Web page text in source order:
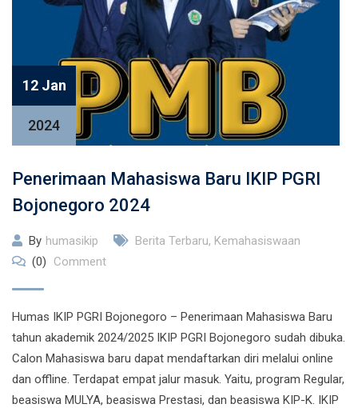
12 Jan
2024
Penerimaan Mahasiswa Baru IKIP PGRI
Bojonegoro 2024
By humasikip Berita Terbaru, Kemahasiswaan
(0)
Comment
Humas IKIP PGRI Bojonegoro – Penerimaan Mahasiswa Baru
tahun akademik 2024/2025 IKIP PGRI Bojonegoro sudah dibuka.
Calon Mahasiswa baru dapat mendaftarkan diri melalui online
dan offline. Terdapat empat jalur masuk. Yaitu, program Regular,
beasiswa MULYA, beasiswa Prestasi, dan beasiswa KIP-K. IKIP